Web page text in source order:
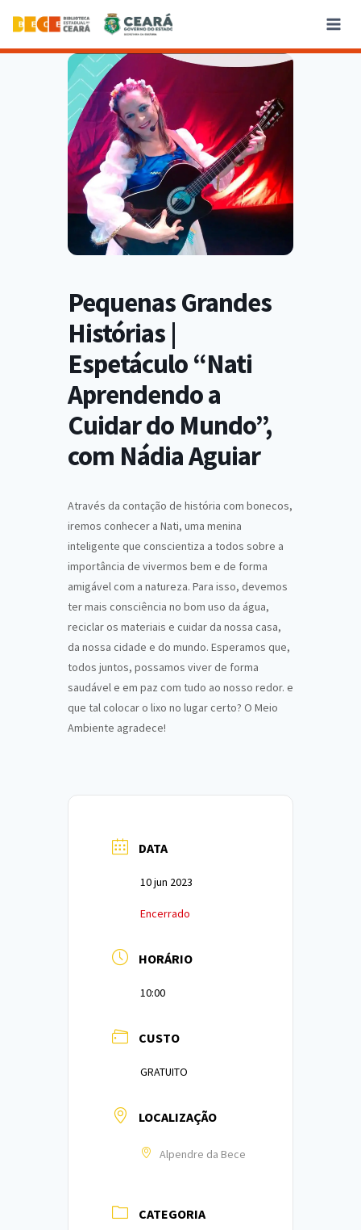
Pequenas Grandes
Histórias |
Espetáculo “Nati
Aprendendo a
Cuidar do Mundo”,
com Nádia Aguiar
Através da contação de história com bonecos,
iremos conhecer a Nati, uma menina
inteligente que conscientiza a todos sobre a
importância de vivermos bem e de forma
amigável com a natureza. Para isso, devemos
ter mais consciência no bom uso da água,
reciclar os materiais e cuidar da nossa casa,
da nossa cidade e do mundo. Esperamos que,
todos juntos, possamos viver de forma
saudável e em paz com tudo ao nosso redor. e
que tal colocar o lixo no lugar certo? O Meio
Ambiente agradece!
DATA
10 jun 2023
Encerrado
HORÁRIO
10:00
CUSTO
GRATUITO
LOCALIZAÇÃO
Alpendre da Bece
CATEGORIA